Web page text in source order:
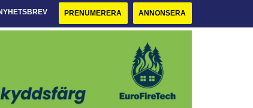
PRENUMERERA ANNONSERA